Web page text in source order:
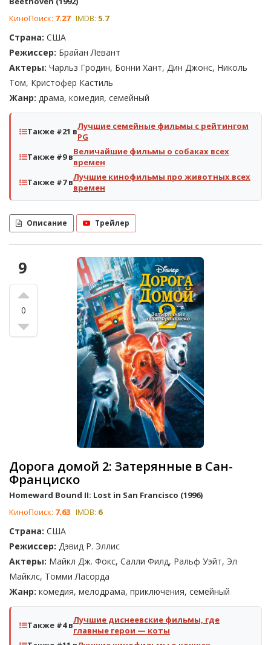
КиноПоиск: 7.27 IMDB: 5.7
Страна: США
Режиссер: Брайан Левант
Актеры: Чарльз Гродин, Бонни Хант, Дин Джонс, Николь
Том, Кристофер Кастиль
Жанр: драма, комедия, семейный
Также #21 вЛучшие семейные фильмы с рейтингом
PG
Также #9 вВеличайшие фильмы о собаках всех
времен
Также #7 вЛучшие кинофильмы про животных всех
времен
Описание Трейлер
9
0
Дорога домой 2: Затерянные в Сан-
Франциско
Homeward Bound II: Lost in San Francisco (1996)
КиноПоиск: 7.63 IMDB: 6
Страна: США
Режиссер: Дэвид Р. Эллис
Актеры: Майкл Дж. Фокс, Салли Филд, Ральф Уэйт, Эл
Майклс, Томми Ласорда
Жанр: комедия, мелодрама, приключения, семейный
Также #4 вЛучшие диснеевские фильмы, где
главные герои — коты